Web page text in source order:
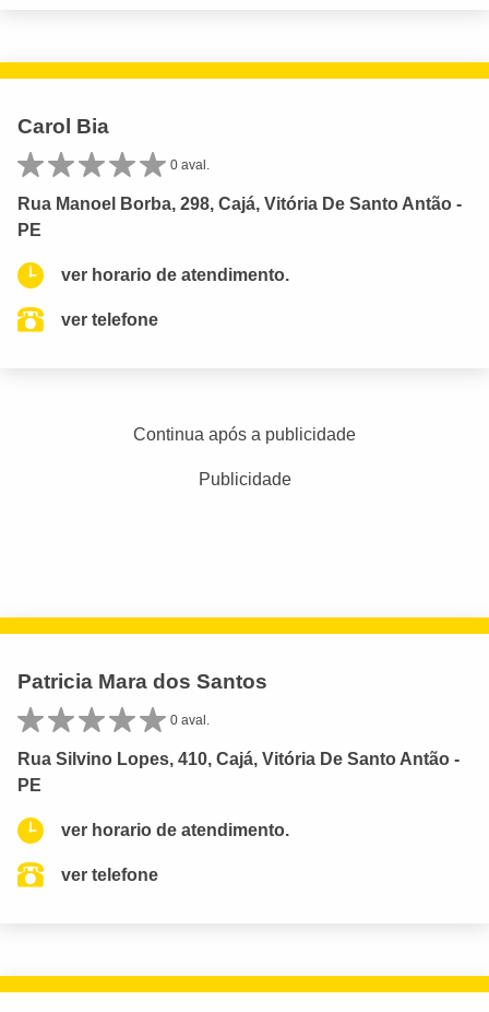
Carol Bia
0 aval.
Rua Manoel Borba, 298, Cajá, Vitória De Santo Antão -
PE
ver horario de atendimento.
ver telefone
Continua após a publicidade
Publicidade
Patricia Mara dos Santos
0 aval.
Rua Silvino Lopes, 410, Cajá, Vitória De Santo Antão -
PE
ver horario de atendimento.
ver telefone